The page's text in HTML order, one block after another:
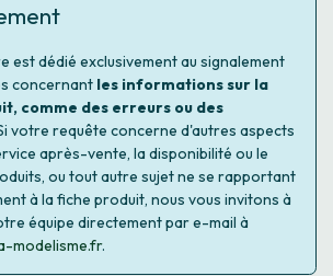
est dédié exclusivement au signalement
concernant les informations sur la
comme des erreurs ou des
votre requête concerne d'autres aspects
après-vente, la disponibilité ou le
ou tout autre sujet ne se rapportant
à la fiche produit, nous vous invitons à
équipe directement par e-mail à
modelisme.fr.